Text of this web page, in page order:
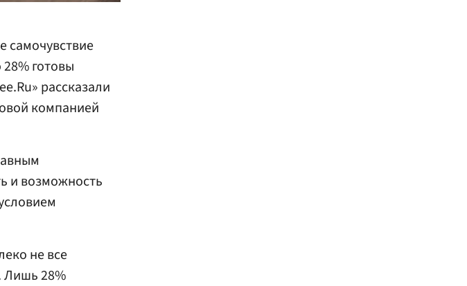
самочувствие
готовы
рассказали
компанией
и возможность
не все
Лишь 28%